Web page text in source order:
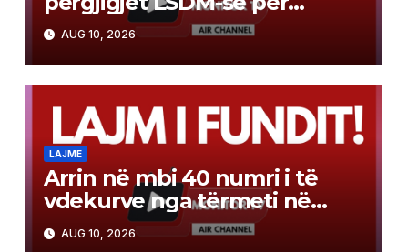
kallëzimin penal
AUG 10, 2026
LAJME
Arrin në mbi 40 numri i të
vdekurve nga tërmeti në
Kolumbi
AUG 10, 2026